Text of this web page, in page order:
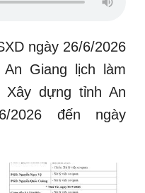
ngày 26/6/2026
Giang lịch làm
dựng tỉnh An
2026 đến ngày